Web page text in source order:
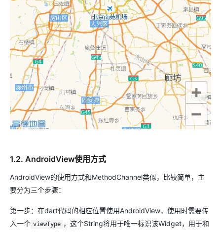
1.2. AndroidView使用方式
AndroidView的使用方式和MethodChannel类似，比较简单，主
要分为三个步骤：
第一步：在dart代码的相应位置使用AndroidView，使用时需要传
入一个 viewType ，这个String将用于唯一标识该Widget，用于和